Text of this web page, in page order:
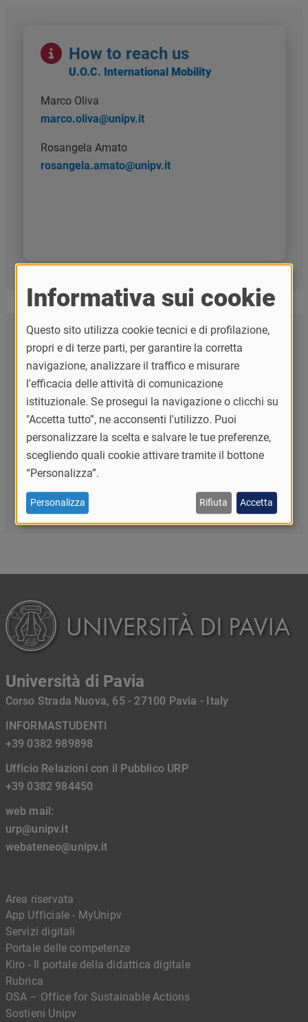
ImmagineHow to reach us
U.O.C. International Mobility
Marco Oliva
marco.oliva@unipv.it
Rosangela Amato
rosangela.amato@unipv.it
Naviga la sezione
Ongoing Projects - Erasmus ICM 2024
Ongoing projects - Erasmus ICM 2023
Ongoing projects - Erasmus ICM 2022
Ongoing projects - Erasmus ICM 2020
Ongoing projects - Erasmus ICM 2018
Università di Pavia
Corso Strada Nuova, 65 - 27100 Pavia - Italy
INFORMASTUDENTI
+39 0382 989898
Ufficio Relazioni con il Pubblico URP
+39 0382 984450
web mail:
urp@unipv.it
webateneo@unipv.it
Area riservata
App Ufficiale - MyUnipv
Servizi digitali
Portale delle competenze
Kiro - Il portale della didattica digitale
Rubrica
OSA – Office for Sustainable Actions
Sostieni Unipv
Informativa sui cookie
Questo sito utilizza cookie tecnici e di profilazione,
propri e di terze parti, per garantire la corretta
navigazione, analizzare il traffico e misurare
l'efficacia delle attività di comunicazione
istituzionale. Se prosegui la navigazione o clicchi su
"Accetta tutto”, ne acconsenti l'utilizzo. Puoi
personalizzare la scelta e salvare le tue preferenze,
scegliendo quali cookie attivare tramite il bottone
“Personalizza”.
Personalizza Rifiuta Accetta